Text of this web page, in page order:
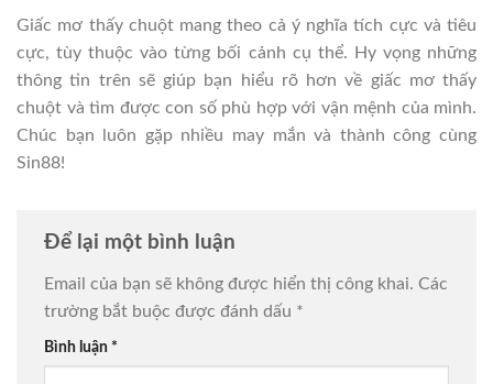
Giấc mơ thấy chuột mang theo cả ý nghĩa tích cực và tiêu
cực, tùy thuộc vào từng bối cảnh cụ thể. Hy vọng những
thông tin trên sẽ giúp bạn hiểu rõ hơn về giấc mơ thấy
chuột và tìm được con số phù hợp với vận mệnh của mình.
Chúc bạn luôn gặp nhiều may mắn và thành công cùng
Sin88!
Để lại một bình luận
Email của bạn sẽ không được hiển thị công khai. Các
trường bắt buộc được đánh dấu *
Bình luận *